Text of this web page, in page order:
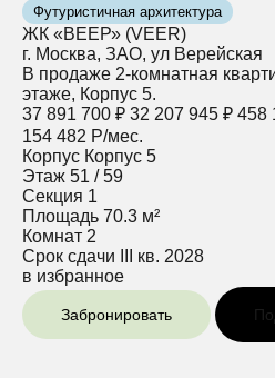
Футуристичная архитектура
ЖК «ВЕЕР» (VEER)
г. Москва, ЗАО, ул Верейская
В продаже 2-комнатная
этаже, Корпус 5.
37 891 700 ₽ 32 207 945 ₽ 458
154 482 Р/мес.
Корпус Корпус 5
Этаж 51 / 59
Секция 1
Площадь 70.3 м²
Комнат 2
Срок сдачи
III кв. 2028
в избранное
Забронировать